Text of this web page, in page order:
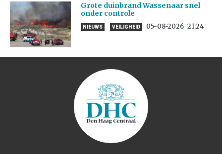
Grote duinbrand Wassenaar snel
onder controle
NIEUWS VEILIGHEID 05-08-2026 21:24